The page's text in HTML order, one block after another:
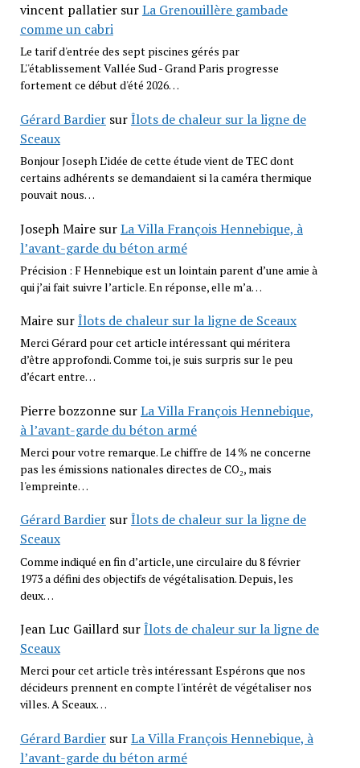
vincent pallatiersurLa Grenouillère gambade
comme un cabri
Le tarif d'entrée des sept piscines gérés par
L''établissement Vallée Sud - Grand Paris progresse
fortement ce début d'été 2026…
Gérard BardiersurÎlots de chaleur sur la ligne de
Sceaux
Bonjour Joseph L’idée de cette étude vient de TEC dont
certains adhérents se demandaient si la caméra thermique
pouvait nous…
Joseph MairesurLa Villa François Hennebique, à
l’avant-garde du béton armé
Précision : F Hennebique est un lointain parent d’une amie à
qui j’ai fait suivre l’article. En réponse, elle m’a…
MairesurÎlots de chaleur sur la ligne de Sceaux
Merci Gérard pour cet article intéressant qui méritera
d’être approfondi. Comme toi, je suis surpris sur le peu
d’écart entre…
Pierre bozzonnesurLa Villa François Hennebique,
à l’avant-garde du béton armé
Merci pour votre remarque. Le chiffre de 14 % ne concerne
pas les émissions nationales directes de CO₂, mais
l'empreinte…
Gérard BardiersurÎlots de chaleur sur la ligne de
Sceaux
Comme indiqué en fin d’article, une circulaire du 8 février
1973 a défini des objectifs de végétalisation. Depuis, les
deux…
Jean Luc GaillardsurÎlots de chaleur sur la ligne de
Sceaux
Merci pour cet article très intéressant Espérons que nos
décideurs prennent en compte l'intérêt de végétaliser nos
villes. A Sceaux…
Gérard BardiersurLa Villa François Hennebique, à
l’avant-garde du béton armé